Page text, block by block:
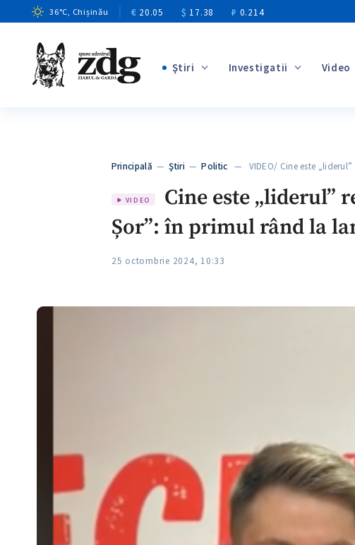
36°C, Chișinău € 20.05 $ 17.38 ₽ 0.214
Ştiri Investigatii Video
Principală —Ştiri —Politic — VIDEO/ Cine este
VIDEO
Cine este „liderul”
Șor”: în primul rând la
25 octombrie 2024, 10:33